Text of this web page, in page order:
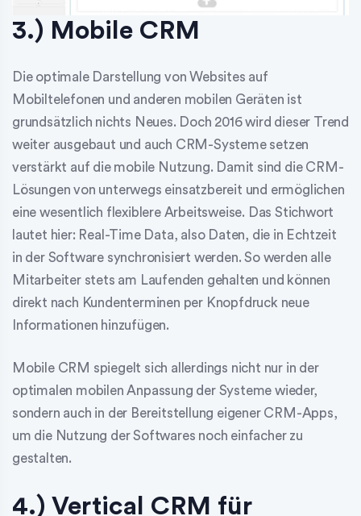
3.) Mobile CRM
Die optimale Darstellung von Websites auf
Mobiltelefonen und anderen mobilen Geräten ist
grundsätzlich nichts Neues. Doch 2016 wird dieser Trend
weiter ausgebaut und auch CRM-Systeme setzen
verstärkt auf die mobile Nutzung. Damit sind die CRM-
Lösungen von unterwegs einsatzbereit und ermöglichen
eine wesentlich flexiblere Arbeitsweise. Das Stichwort
lautet hier: Real-Time Data, also Daten, die in Echtzeit
in der Software synchronisiert werden. So werden alle
Mitarbeiter stets am Laufenden gehalten und können
direkt nach Kundenterminen per Knopfdruck neue
Informationen hinzufügen.
Mobile CRM spiegelt sich allerdings nicht nur in der
optimalen mobilen Anpassung der Systeme wieder,
sondern auch in der Bereitstellung eigener CRM-Apps,
um die Nutzung der Softwares noch einfacher zu
gestalten.
4.) Vertical CRM für